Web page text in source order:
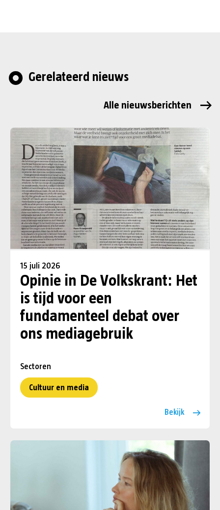
Gerelateerd nieuws
Alle nieuwsberichten
15 juli 2026
Opinie in De Volkskrant: Het
is tijd voor een
fundamenteel debat over
ons mediagebruik
Sectoren
Cultuur en media
Bekijk